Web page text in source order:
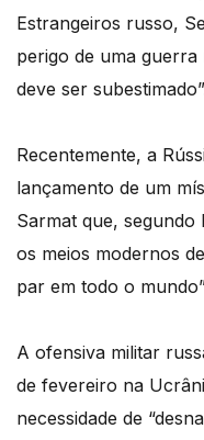
Estrangeiros russo,
perigo de uma
deve ser
Recentemente, a
lançamento de um
Sarmat que, segundo
os meios modernos
par em todo o
A ofensiva militar
de fevereiro na
necessidade de